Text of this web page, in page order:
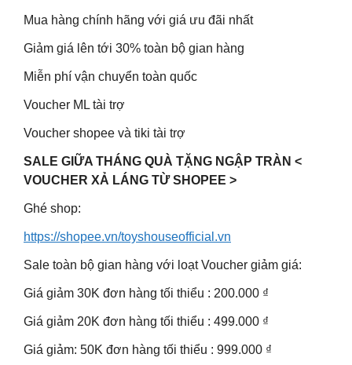
Mua hàng chính hãng với giá ưu đãi nhất
Giảm giá lên tới 30% toàn bộ gian hàng
Miễn phí vận chuyển toàn quốc
Voucher ML tài trợ
Voucher shopee và tiki tài trợ
SALE GIỮA THÁNG QUÀ TẶNG NGẬP TRÀN <
VOUCHER XẢ LÁNG TỪ SHOPEE >
Ghé shop:
https://shopee.vn/toyshouseofficial.vn
Sale toàn bộ gian hàng với loạt Voucher giảm giá:
Giá giảm 30K đơn hàng tối thiểu : 200.000 ₫
Giá giảm 20K đơn hàng tối thiểu : 499.000 ₫
Giá giảm: 50K đơn hàng tối thiểu : 999.000 ₫